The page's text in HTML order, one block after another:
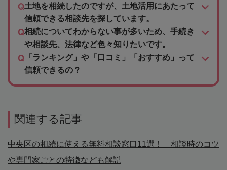
土地を相続したのですが、土地活用にあたって
信頼できる相談先を探しています。
相続についてわからない事が多いため、手続き
や相談先、法律など色々知りたいです。
「ランキング」や「口コミ」「おすすめ」って
信頼できるの？
関連する記事
中央区の相続に使える無料相談窓口11選！ 相談時のコツ
や専門家ごとの特徴なども解説